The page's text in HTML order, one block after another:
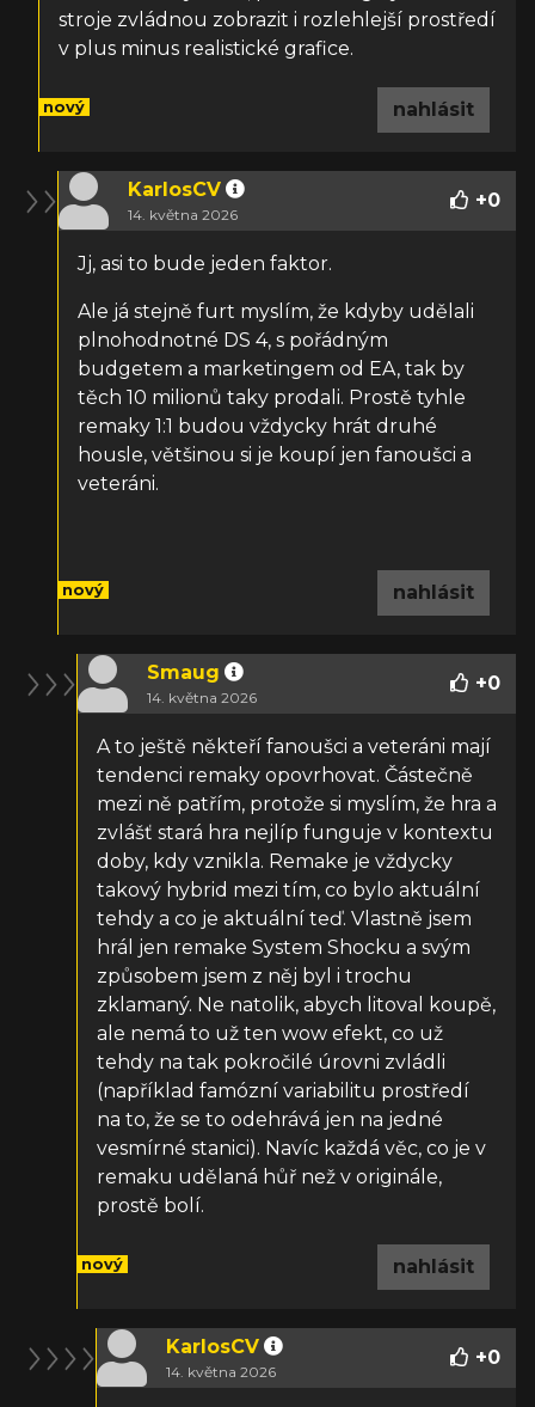
stroje zvládnou zobrazit i rozlehlejší prostředí
v plus minus realistické grafice.
nový nahlásit
KarlosCV
14. května 2026
+0
Jj, asi to bude jeden faktor.
Ale já stejně furt myslím, že kdyby udělali
plnohodnotné DS 4, s pořádným
budgetem a marketingem od EA, tak by
těch 10 milionů taky prodali. Prostě tyhle
remaky 1:1 budou vždycky hrát druhé
housle, většinou si je koupí jen fanoušci a
veteráni.
nový nahlásit
Smaug
14. května 2026
+0
A to ještě někteří fanoušci a veteráni mají
tendenci remaky opovrhovat. Částečně
mezi ně patřím, protože si myslím, že hra a
zvlášť stará hra nejlíp funguje v kontextu
doby, kdy vznikla. Remake je vždycky
takový hybrid mezi tím, co bylo aktuální
tehdy a co je aktuální teď. Vlastně jsem
hrál jen remake System Shocku a svým
způsobem jsem z něj byl i trochu
zklamaný. Ne natolik, abych litoval koupě,
ale nemá to už ten wow efekt, co už
tehdy na tak pokročilé úrovni zvládli
(například famózní variabilitu prostředí
na to, že se to odehrává jen na jedné
vesmírné stanici). Navíc každá věc, co je v
remaku udělaná hůř než v originále,
prostě bolí.
nový nahlásit
KarlosCV
14. května 2026
+0